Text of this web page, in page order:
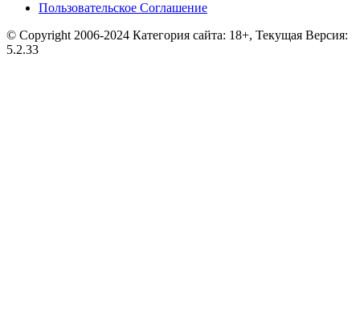
Пользовательское Соглашение
© Copyright 2006-2024 Категория сайта: 18+, Текущая Версия:
5.2.33